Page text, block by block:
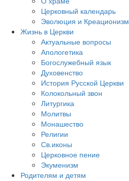
Церковный календарь
Эволюция и Креационизм
Жизнь в Церкви
Актуальные вопросы
Апологетика
Богослужебный язык
Духовенство
История Русской Церкви
Колокольный звон
Литургика
Молитвы
Монашество
Религии
Св.иконы
Церковное пение
Экуменизм
Родителям и детям